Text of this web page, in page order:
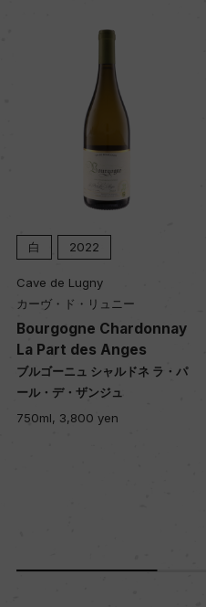
白 2022
Cave de Lugny
カーヴ・ド・リュニー
Bourgogne Chardonnay
La Part des Anges
ブルゴーニュ シャルドネ ラ・パ
ール・デ・ザンジュ
750ml, 3,800 yen